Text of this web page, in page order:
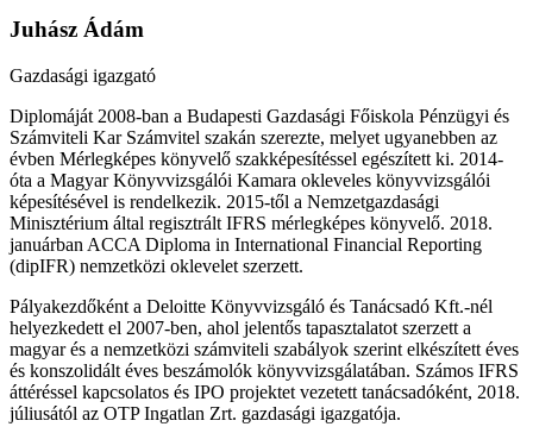
Juhász Ádám
Gazdasági igazgató
Diplomáját 2008-ban a Budapesti Gazdasági Főiskola Pénzügyi és
Számviteli Kar Számvitel szakán szerezte, melyet ugyanebben az
évben Mérlegképes könyvelő szakképesítéssel egészített ki. 2014-
óta a Magyar Könyvvizsgálói Kamara okleveles könyvvizsgálói
képesítésével is rendelkezik. 2015-től a Nemzetgazdasági
Minisztérium által regisztrált IFRS mérlegképes könyvelő. 2018.
januárban ACCA Diploma in International Financial Reporting
(dipIFR) nemzetközi oklevelet szerzett.
Pályakezdőként a Deloitte Könyvvizsgáló és Tanácsadó Kft.-nél
helyezkedett el 2007-ben, ahol jelentős tapasztalatot szerzett a
magyar és a nemzetközi számviteli szabályok szerint elkészített éves
és konszolidált éves beszámolók könyvvizsgálatában. Számos IFRS
áttéréssel kapcsolatos és IPO projektet vezetett tanácsadóként, 2018.
júliusától az OTP Ingatlan Zrt. gazdasági igazgatója.